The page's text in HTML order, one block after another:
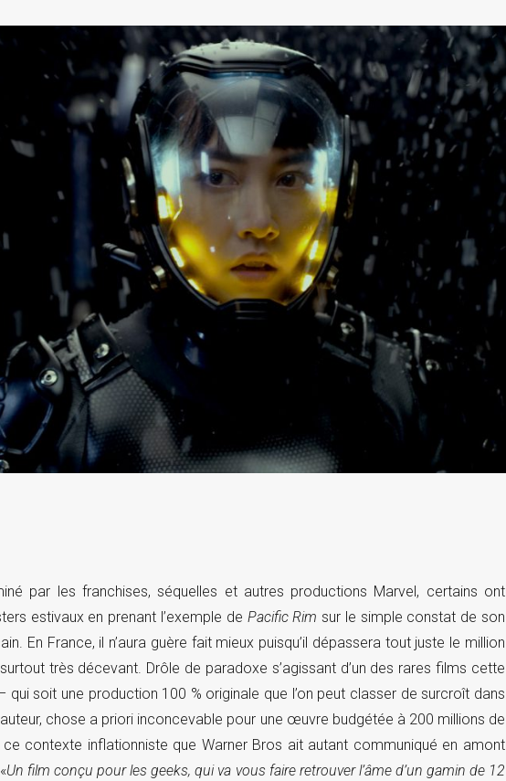
par les franchises, séquelles et autres productions Marvel, certains ont
estivaux en prenant l’exemple de Pacific Rim sur le simple constat de son
En France, il n’aura guère fait mieux puisqu’il dépassera tout juste le million
très décevant. Drôle de paradoxe s’agissant d’un des rares films cette
qui soit une production 100 % originale que l’on peut classer de surcroît dans
chose a priori inconcevable pour une œuvre budgétée à 200 millions de
contexte inflationniste que Warner Bros ait autant communiqué en amont
Un film conçu pour les geeks, qui va vous faire retrouver l’âme d’un gamin de 12